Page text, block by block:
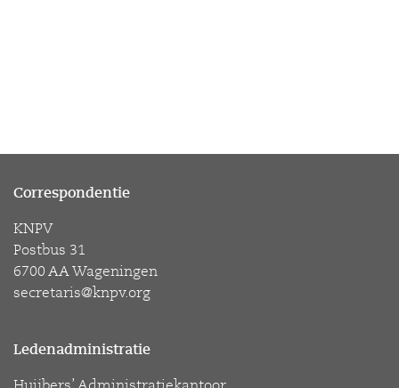
Correspondentie
KNPV
Postbus 31
6700 AA Wageningen
secretaris@knpv.org
Ledenadministratie